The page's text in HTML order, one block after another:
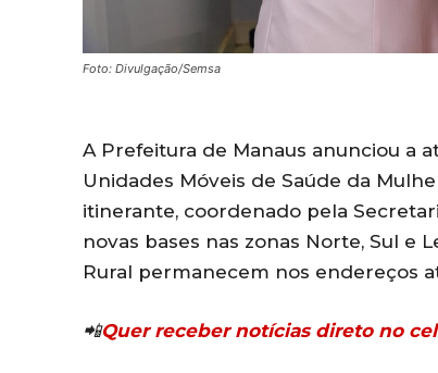
Foto: Divulgação/Semsa
A Prefeitura de Manaus anunciou a
Unidades Móveis de Saúde da
itinerante, coordenado pela
novas bases nas zonas Norte, Sul e
Rural permanecem nos endereços
📲Quer receber notícias direto no